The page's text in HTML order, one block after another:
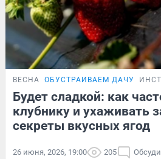
ВЕСНА ОБУСТРАИВАЕМ ДАЧУ
Будет сладкой: как
клубнику и ухаживать
секреты вкусных ягод
26 июня, 2026, 19:00 205